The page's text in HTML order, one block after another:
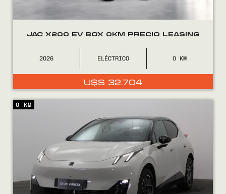
JAC X200 EV BOX 0KM PRECIO LEASING
2026 ELÉCTRICO 0
U$S 32.704
0 KM